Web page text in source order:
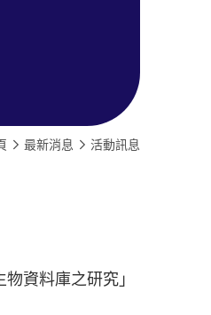
最新消息 活動訊息
資料庫之研究」